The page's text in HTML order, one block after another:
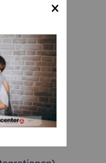
in
eine
der ARGE
in den
im
werden. Mit
139,5 %